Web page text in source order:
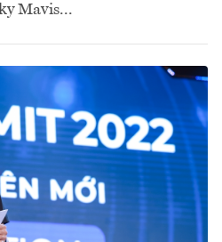
Mavis...